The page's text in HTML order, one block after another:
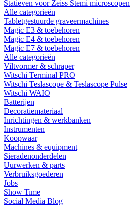
Statieven voor Zeiss Stemi microscopen
Alle categorieën
Tabletgestuurde graveermachines
Magic E3 & toebehoren
Magic E4 & toebehoren
Magic E7 & toebehoren
Alle categorieën
Viltvormer & schraper
Witschi Terminal PRO
Witschi Teslascope & Teslascope Pulse
Witschi WAIO
Batterijen
Decoratiemateriaal
Inrichtingen & werkbanken
Instrumenten
Koopwaar
Machines & equipment
Sieradenonderdelen
Uurwerken & parts
Verbruiksgoederen
Jobs
Show Time
Social Media Blog